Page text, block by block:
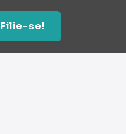
Filie-se!